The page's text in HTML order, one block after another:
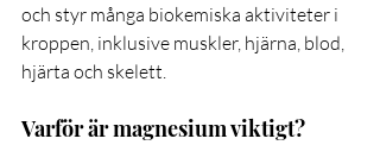
och styr många biokemiska aktiviteter i
kroppen, inklusive muskler, hjärna, blod,
hjärta och skelett.
Varför är magnesium viktigt?